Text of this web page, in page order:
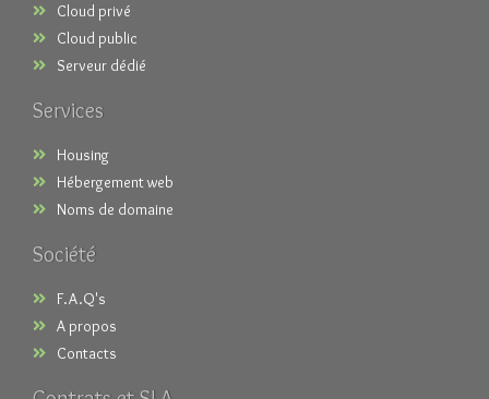
Cloud privé
Cloud public
Serveur dédié
Services
Housing
Hébergement web
Noms de domaine
Société
F.A.Q's
A propos
Contacts